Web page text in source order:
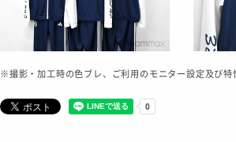
※撮影・加工時の色ブレ、ご利用のモニター設定及び特